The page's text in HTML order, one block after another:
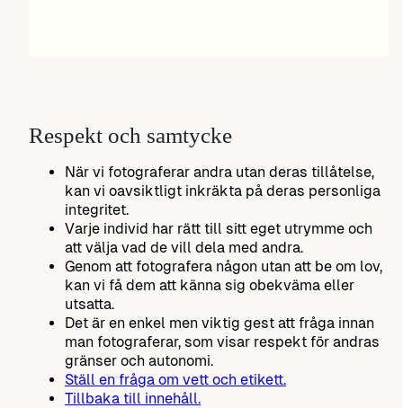
Respekt och samtycke
När vi fotograferar andra utan deras tillåtelse,
kan vi oavsiktligt inkräkta på deras personliga
integritet.
Varje individ har rätt till sitt eget utrymme och
att välja vad de vill dela med andra.
Genom att fotografera någon utan att be om lov,
kan vi få dem att känna sig obekväma eller
utsatta.
Det är en enkel men viktig gest att fråga innan
man fotograferar, som visar respekt för andras
gränser och autonomi.
Ställ en fråga om vett och etikett.
Tillbaka till innehåll.